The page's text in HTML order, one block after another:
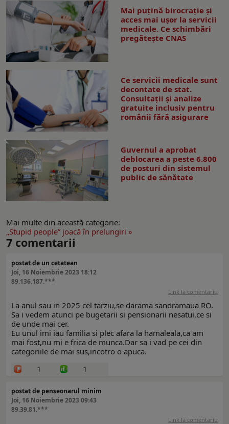
Mai puțină birocrație și
acces mai ușor la servicii
medicale. Ce schimbări
pregătește CNAS
Ce servicii medicale sunt
decontate de stat.
Consultații și analize
gratuite inclusiv pentru
românii fără asigurare
Guvernul a aprobat
deblocarea a peste 6.800
de posturi din sistemul
public de sănătate
Mai multe din această categorie:
„Stupid people” joacă în prelungiri »
7 comentarii
postat de un cetatean
Joi, 16 Noiembrie 2023 18:12
89.136.187.***
Link la comentariu
La anul sau in 2025 cel tarziu,se darama sandramaua RO.
Sa i vedem atunci pe bugetarii si pensionarii nesatui,ce si
de unde mai cer.
Eu unul imi iau familia si plec afara la hamaleala,ca am
mai fost,nu mi e frica de munca.Dar sa i vad pe cei din
categoriile de mai sus,incotro o apuca.
1
1
postat de penseonarul minim
Joi, 16 Noiembrie 2023 09:43
89.39.81.***
Link la comentariu